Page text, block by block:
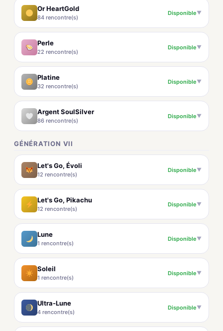
Or HeartGold
84 rencontre(s)
Disponible▼
Perle
22 rencontre(s)
Disponible▼
Platine
32 rencontre(s)
Disponible▼
Argent SoulSilver
86 rencontre(s)
Disponible▼
GÉNÉRATION VII
Let's Go, Évoli
12 rencontre(s)
Disponible▼
Let's Go, Pikachu
12 rencontre(s)
Disponible▼
Lune
1 rencontre(s)
Disponible▼
Soleil
1 rencontre(s)
Disponible▼
Ultra-Lune
4 rencontre(s)
Disponible▼